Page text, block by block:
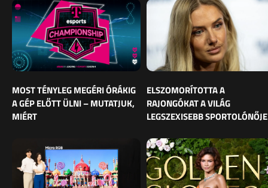
MOST TÉNYLEG MEGÉRI ÓRÁKIG
A GÉP ELŐTT ÜLNI – MUTATJUK,
MIÉRT
ELSZOMORÍTOTTA A
RAJONGÓKAT A VILÁG
LEGSZEXISEBB SPORTOLÓNŐJE